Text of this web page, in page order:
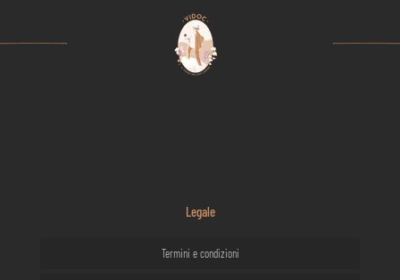
Legale
Termini e condizioni